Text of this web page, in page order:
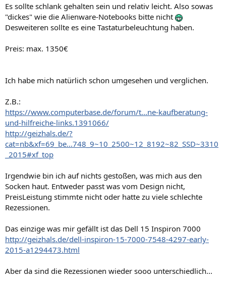
Es sollte schlank gehalten sein und relativ leicht. Also sowas
"dickes" wie die Alienware-Notebooks bitte nicht
Desweiteren sollte es eine Tastaturbeleuchtung haben.
Preis: max. 1350€
Ich habe mich natürlich schon umgesehen und verglichen.
Z.B.:
https://www.computerbase.de/forum/t...ne-kaufberatung-
und-hilfreiche-links.1391066/
http://geizhals.de/?
cat=nb&xf=69_be...748_9~10_2500~12_8192~82_SSD~3310
_2015#xf_top
Irgendwie bin ich auf nichts gestoßen, was mich aus den
Socken haut. Entweder passt was vom Design nicht,
PreisLeistung stimmte nicht oder hatte zu viele schlechte
Rezessionen.
Das einzige was mir gefällt ist das Dell 15 Inspiron 7000
http://geizhals.de/dell-inspiron-15-7000-7548-4297-early-
2015-a1294473.html
Aber da sind die Rezessionen wieder sooo unterschiedlich...